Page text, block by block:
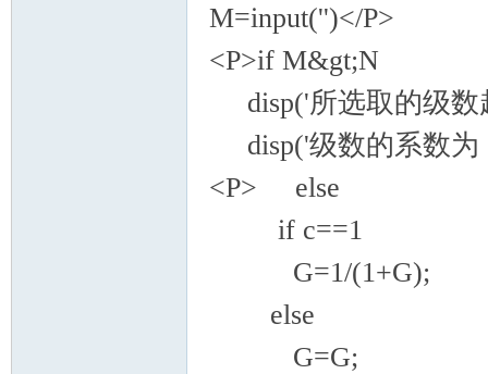
M=input('')</P>
<P>if M&gt;N
disp('所选取的级数
disp('级数的系数为
<P> else
if c==1
G=1/(1+G);
else
G=G;